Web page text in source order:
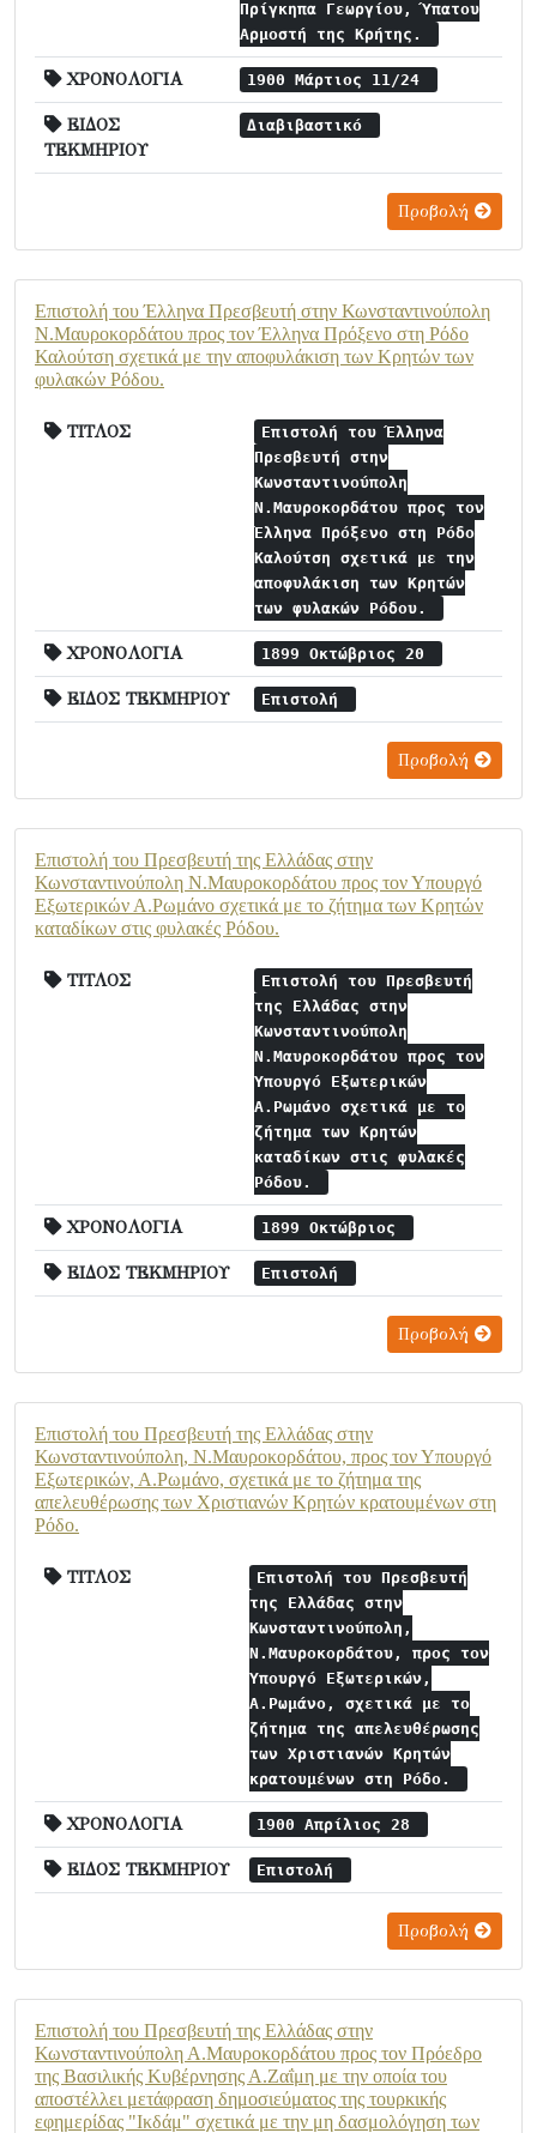
Πρίγκηπα Γεωργίου, Ύπατου
Αρμοστή της Κρήτης.
ΧΡΟΝΟΛΟΓΙΑ 1900 Μάρτιος 11/24
ΕΙΔΟΣ
ΤΕΚΜΗΡΙΟΥ
Διαβιβαστικό
Προβολή
Επιστολή του Έλληνα Πρεσβευτή στην Κωνσταντινούπολη
Ν.Μαυροκορδάτου προς τον Έλληνα Πρόξενο στη Ρόδο
Καλούτση σχετικά με την αποφυλάκιση των Κρητών των
φυλακών Ρόδου.
ΤΙΤΛΟΣ
Επιστολή του Έλληνα
Πρεσβευτή στην
Κωνσταντινούπολη
Ν.Μαυροκορδάτου προς τον
Έλληνα Πρόξενο στη Ρόδο
Καλούτση σχετικά με την
αποφυλάκιση των Κρητών
των φυλακών Ρόδου.
ΧΡΟΝΟΛΟΓΙΑ 1899 Οκτώβριος 20
ΕΙΔΟΣ ΤΕΚΜΗΡΙΟΥ Επιστολή
Προβολή
Επιστολή του Πρεσβευτή της Ελλάδας στην
Κωνσταντινούπολη Ν.Μαυροκορδάτου προς τον Υπουργό
Εξωτερικών Α.Ρωμάνο σχετικά με το ζήτημα των Κρητών
καταδίκων στις φυλακές Ρόδου.
ΤΙΤΛΟΣ
Επιστολή του Πρεσβευτή
της Ελλάδας στην
Κωνσταντινούπολη
Ν.Μαυροκορδάτου προς τον
Υπουργό Εξωτερικών
Α.Ρωμάνο σχετικά με το
ζήτημα των Κρητών
καταδίκων στις φυλακές
Ρόδου.
ΧΡΟΝΟΛΟΓΙΑ 1899 Οκτώβριος
ΕΙΔΟΣ ΤΕΚΜΗΡΙΟΥ Επιστολή
Προβολή
Επιστολή του Πρεσβευτή της Ελλάδας στην
Κωνσταντινούπολη, Ν.Μαυροκορδάτου, προς τον Υπουργό
Εξωτερικών, Α.Ρωμάνο, σχετικά με το ζήτημα της
απελευθέρωσης των Χριστιανών Κρητών κρατουμένων στη
Ρόδο.
ΤΙΤΛΟΣ
Επιστολή του Πρεσβευτή
της Ελλάδας στην
Κωνσταντινούπολη,
Ν.Μαυροκορδάτου, προς τον
Υπουργό Εξωτερικών,
Α.Ρωμάνο, σχετικά με το
ζήτημα της απελευθέρωσης
των Χριστιανών Κρητών
κρατουμένων στη Ρόδο.
ΧΡΟΝΟΛΟΓΙΑ 1900 Απρίλιος 28
ΕΙΔΟΣ ΤΕΚΜΗΡΙΟΥ Επιστολή
Προβολή
Επιστολή του Πρεσβευτή της Ελλάδας στην
Κωνσταντινούπολη Α.Μαυροκορδάτου προς τον Πρόεδρο
της Βασιλικής Κυβέρνησης Α.Ζαΐμη με την οποία του
αποστέλλει μετάφραση δημοσιεύματος της τουρκικής
εφημερίδας "Ικδάμ" σχετικά με την μη δασμολόγηση των